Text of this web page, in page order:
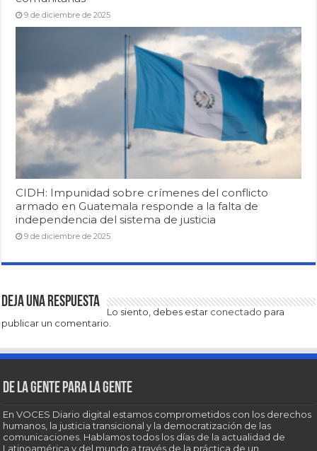
9 de diciembre de 2025
CIDH: Impunidad sobre crímenes del conflicto
armado en Guatemala responde a la falta de
independencia del sistema de justicia
9 de diciembre de 2025
Deja una respuesta
Lo siento, debes estar conectado para
publicar un comentario.
De la gente para la gente
En VOCES Diario digital estamos comprometidos con los derechos
humanos, la justicia transicional y la democratización de las
comunicaciones. Hablamos todos los días de la actualidad de
Latinoamérica y del mundo a través de la práctica de un